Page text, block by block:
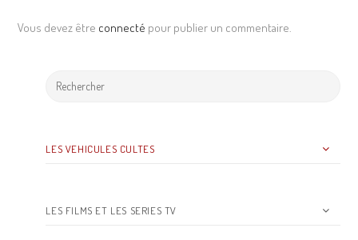
Vous devez être connecté pour publier un commentaire.
LES VEHICULES CULTES
LES FILMS ET LES SERIES TV